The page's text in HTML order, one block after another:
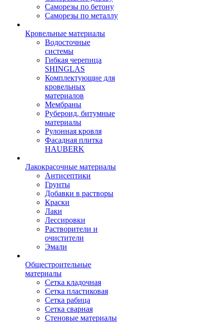
Саморезы по бетону
Саморезы по металлу
Кровельные материалы
Водосточные
системы
Гибкая черепица
SHINGLAS
Комплектующие для
кровельных
материалов
Мембраны
Рубероид, битумные
материалы
Рулонная кровля
Фасадная плитка
HAUBERK
Лакокрасочные материалы
Антисептики
Грунты
Добавки в растворы
Краски
Лаки
Лессировки
Растворители и
очистители
Эмали
Общестроительные
материалы
Сетка кладочная
Сетка пластиковая
Сетка рабица
Сетка сварная
Стеновые материалы